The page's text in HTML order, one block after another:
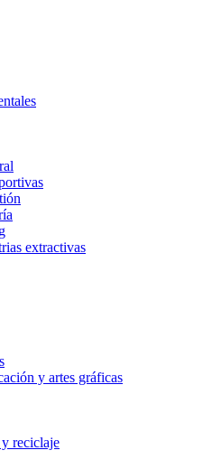
extractivas
y artes gráficas
reciclaje